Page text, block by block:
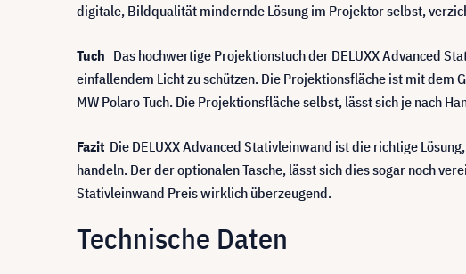
digitale, Bildqualität mindernde Lösung im Projektor selbst,
Tuch Das hochwertige Projektionstuch der DELUXX Advanced
einfallendem Licht zu schützen. Die Projektionsfläche ist mit
MW Polaro Tuch. Die Projektionsfläche selbst, lässt sich je nach
Fazit Die DELUXX Advanced Stativleinwand ist die richtige
handeln. Der der optionalen Tasche, lässt sich dies sogar noch
Stativleinwand Preis wirklich überzeugend.
Technische Daten